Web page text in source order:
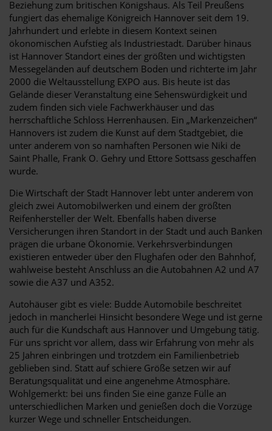
Beziehung zum britischen Königshaus. Als Teil Preußens
fungiert das ehemalige Königreich Hannover seit dem 19.
Jahrhundert und erlebte in diesem Kontext seinen
ökonomischen Aufstieg als Industriestadt. Darüber hinaus
ist Hannover Standort eines der größten und wichtigsten
Messegeländen auf deutschem Boden und richterte im Jahr
2000 die Weltausstellung EXPO aus. Bis heute ist das
Gelände dieser Veranstaltung eine Sehenswürdigkeit und
zudem finden sich viele Fachwerkhäuser und das
herrschaftliche Schloss Herrenhausen. Ein „Markenzeichen“
Hannovers ist zudem die Kunst auf dem Stadtgebiet, die
unter anderem von so namhaften Personen wie Niki de
Saint Phalle, Frank O. Gehry und Ettore Sottsass geschaffen
wurde.
Die Wirtschaft der Stadt Hannover lebt unter anderem von
gleich zwei Automobilwerken und einem der größten
Reifenhersteller der Welt. Ebenfalls haben diverse
Versicherungen ihren Standort in der Stadt und auch Banken
prägen die urbane Ökonomie. Verkehrsverbindungen
existieren entweder über den Flughafen oder den Bahnhof,
wahlweise besteht Anschluss an die Autobahnen A2 und A7
sowie die A37 und A352.
Autohäuser gibt es viele: Budde Automobile beschreitet
jedoch in mancherlei Hinsicht besondere Wege und ist gerne
auch für die Kundschaft aus Hannover und Umgebung tätig.
Für uns spricht vor allem, dass wir Erfahrung von mehr als
25 Jahren einbringen und trotzdem ein Familienbetrieb
geblieben sind. Statt auf schiere Größe setzen wir auf
Beratungsqualität und eine angenehme Atmosphäre.
Wohlgemerkt: bei uns finden Sie eine ganze Fülle an
unterschiedlichen Marken und genießen doch die Vorzüge
kurzer Wege und schneller Entscheidungen.